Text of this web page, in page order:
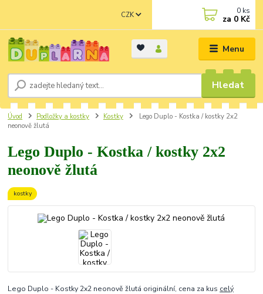
Menu
CZK
Hledat
0 ks
za 0 Kč
Úvod Podložky a kostky Kostky
Lego Duplo - Kostka / kostky 2x2
neonově žlutá
Lego Duplo - Kostka / kostky 2x2
neonově žlutá
kostky
Lego Duplo - Kostky 2x2 neonově žlutá originální, cena za kus celý